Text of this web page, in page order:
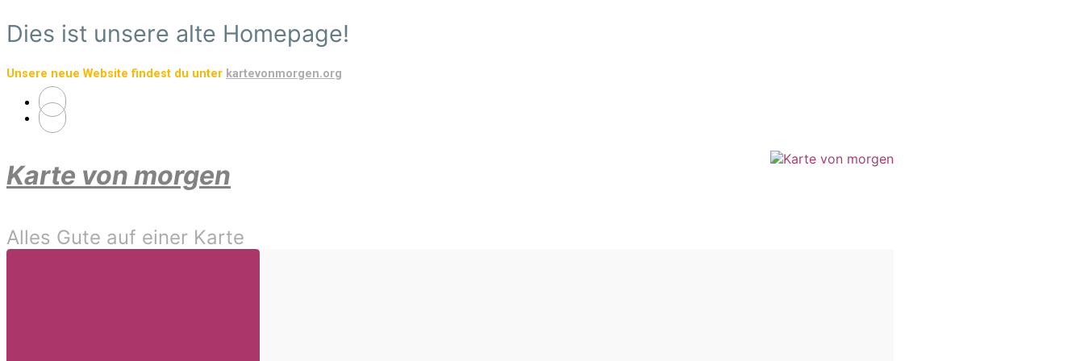
Zum
Hauptinhalt
Dies ist unsere alte Homepage!
Unsere neue Website findest du unter kartevonmorgen.org
Karte von morgen
Alles Gute auf einer Karte